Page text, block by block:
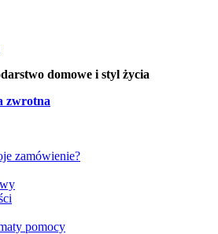
domowe i styl życia
zwrotna
zamówienie?
pomocy